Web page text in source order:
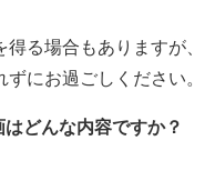
る場合もありますが、
にお過ごしください。
どんな内容ですか？